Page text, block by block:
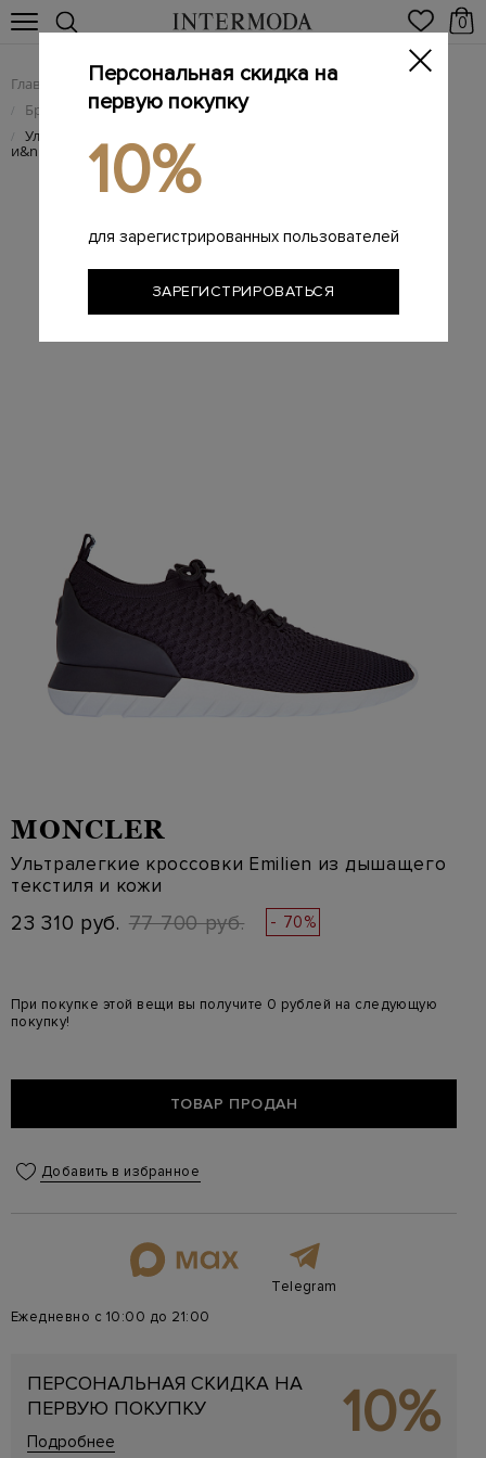
0
Главная Мужчинам / Брендовая мужская обувь
/ Брендовые мужские кроссовки
/ Ультралегкие кроссовки Emilien из&nbsp;дышащего текстиля
и&nbsp;кожи
MONCLER
Ультралегкие кроссовки Emilien из дышащего
текстиля и кожи
23 310 руб. 77 700 руб. - 70%
При покупке этой вещи вы получите 0 рублей на следующую
покупку!
ТОВАР ПРОДАН
Добавить в избранное
Telegram
Ежедневно с 10:00 до 21:00
ПЕРСОНАЛЬНАЯ СКИДКА НА
ПЕРВУЮ ПОКУПКУ
Подробнее 10%
Персональная скидка на
первую покупку
10%
для зарегистрированных пользователей
ЗАРЕГИСТРИРОВАТЬСЯ